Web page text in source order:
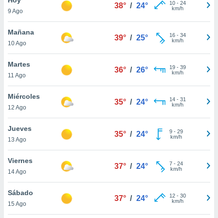
y
en
más
de
9 Ago
38° / 24° 10- 24
km/h
Mañana
10 Ago
39° / 25° 16- 34
km/h
Martes
11 Ago
36° / 26° 19- 39
km/h
Miércoles
12 Ago
35° / 24° 14- 31
km/h
Jueves
13 Ago
35° / 24° 9- 29
km/h
Viernes
14 Ago
37° / 24° 7- 24
km/h
Sábado
15 Ago
37° / 24° 12- 30
km/h